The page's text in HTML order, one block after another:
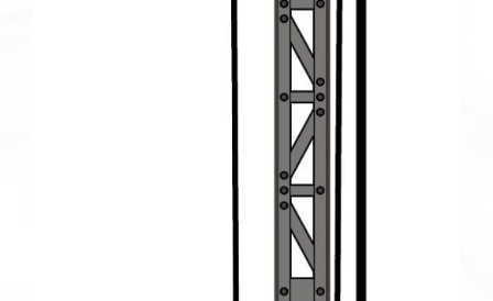
MÚLTIPLES
VARIANTES.
LAS
OPCIONES
SE
PUEDEN
ELEGIR
EN
LA
PÁGINA
DE
PRODUCTO